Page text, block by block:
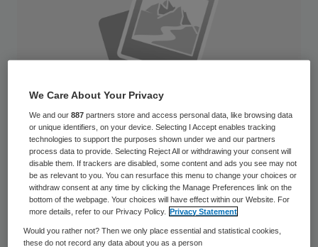
Na lange en moeizame onderhandelingen
hebben de LAD, Federatie Medisch
Specialisten en de NVZ onlangs een
We Care About Your Privacy
We and our887 partners store and access personal data, like browsing data
or unique identifiers, on your device. Selecting I Accept enables tracking
technologies to support the purposes shown under we and our partners
process data to provide. Selecting Reject All or withdrawing your consent will
disable them. If trackers are disabled, some content and ads you see may not
be as relevant to you. You can resurface this menu to change your choices or
withdraw consent at any time by clicking the Manage Preferences link on the
bottom of the webpage. Your choices will have effect within our Website. For
more details, refer to our Privacy Policy.
Privacy Statement
Would you rather not? Then we only place essential and statistical cookies,
these do not record any data about you as a person